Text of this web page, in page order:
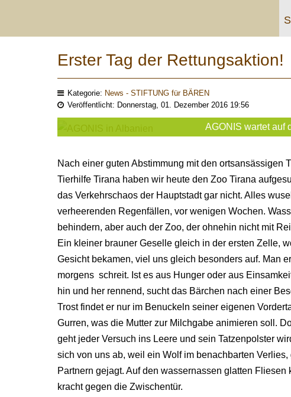
Erster Tag der Rettungsaktion!
Kategorie: News - STIFTUNG für BÄREN
Veröffentlicht: Donnerstag, 01. Dezember 2016 19:56
AGONIS wartet auf
Nach einer guten Abstimmung mit den ortsansässigen
Tierhilfe Tirana haben wir heute den Zoo Tirana
das Verkehrschaos der Hauptstadt gar nicht. Alles
verheerenden Regenfällen, vor wenigen Wochen.
behindern, aber auch der Zoo, der ohnehin nicht mit
Ein kleiner brauner Geselle gleich in der ersten Zelle,
Gesicht bekamen, viel uns gleich besonders auf. Man
morgens schreit. Ist es aus Hunger oder aus
hin und her rennend, sucht das Bärchen nach einer
Trost findet er nur im Benuckeln seiner eigenen
Gurren, was die Mutter zur Milchgabe animieren soll.
geht jeder Versuch ins Leere und sein Tatzenpolster
sich von uns ab, weil ein Wolf im benachbarten
Partnern gejagt. Auf den wassernassen glatten
kracht gegen die Zwischentür.